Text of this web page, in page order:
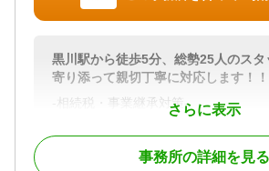
対応し、お客様の心身の負担を軽減
♦︎一人ひとりに合った節税提案
私たちはお客様それぞれの状況に応じ
プランを提案しています。
相続や事業承継には、税務の専門知
お客様の家族構成や資産状況を踏ま
が欠かせません。
さらに表示
黒川駅から徒歩5分、総勢25人のスタ
寄り添って親切丁寧に対応します！！
-相続税・事業継承対策-
相続は「生前の準備・対策」がとて
理士法人鹿野会計では、相続税の節
遺産分割のご相談や遺言の作成等、
事務所の詳細を見る